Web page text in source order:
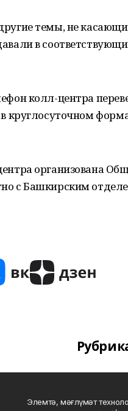
темы, не
в
колл-центра
в круглосуточном
организована
с Башкирским
Элемтә, мәғлүмәт